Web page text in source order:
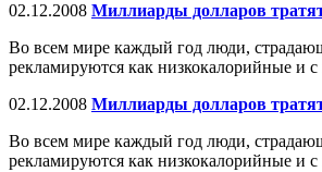
02.12.2008 Миллиарды долларов
Во всем мире каждый год люди,
рекламируются как низкокалорийные и
02.12.2008 Миллиарды долларов
Во всем мире каждый год люди,
рекламируются как низкокалорийные и